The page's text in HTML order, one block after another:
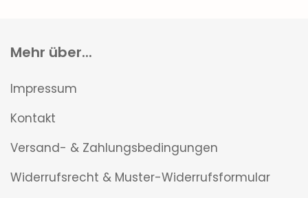
Mehr über...
Impressum
Kontakt
Versand- & Zahlungsbedingungen
Widerrufsrecht & Muster-Widerrufsformular